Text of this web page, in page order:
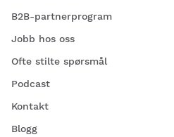
B2B-partnerprogram
Jobb hos oss
Ofte stilte spørsmål
Podcast
Kontakt
Blogg